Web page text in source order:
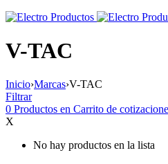
V-TAC
Inicio›Marcas›V-TAC
Filtrar
0 Productos en Carrito de
X
No hay productos en la lista